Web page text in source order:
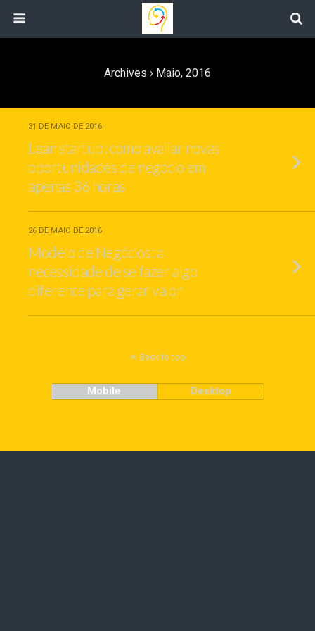
Archives › Maio, 2016
31 DE MAIO DE 2016
Lean startup: como avaliar novas
oportunidades de negócio em
apenas 36 horas
26 DE MAIO DE 2016
Modelo de Negócios: a
necessidade de se fazer algo
diferente para gerar valor
Back to top
Mobile Desktop